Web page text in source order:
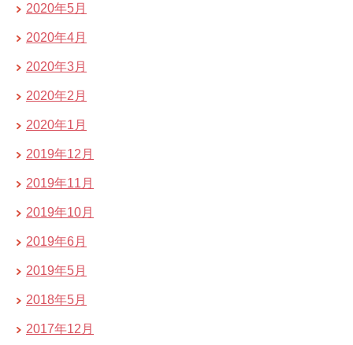
2020年5月
2020年4月
2020年3月
2020年2月
2020年1月
2019年12月
2019年11月
2019年10月
2019年6月
2019年5月
2018年5月
2017年12月